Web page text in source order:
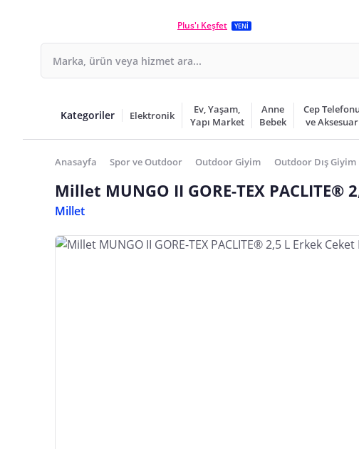
Plus'ı Keşfet YENİ
Kategoriler Elektronik
Ev, Yaşam,
Yapı Market
Anne
Bebek
Cep
ve Aksesuar
Anasayfa Spor ve Outdoor Outdoor Giyim Outdoor Dış Giyim
Millet MUNGO II GORE-TEX PACLITE®
Millet